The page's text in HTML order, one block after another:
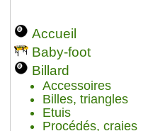
Accueil
Baby-foot
Billard
Accessoires
Billes, triangles
Etuis
Procédés, craies